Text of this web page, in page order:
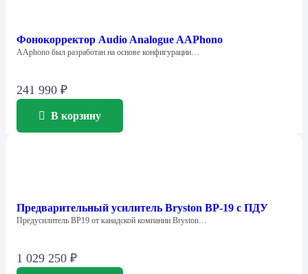
Фонокорректор Audio Analogue AAPhono
AAphono был разработан на основе конфигурации…
241 990 ₽
В корзину
Предварительный усилитель Bryston BP-19 с ПДУ
Предусилитель BP19 от канадской компании Bryston…
1 029 250 ₽